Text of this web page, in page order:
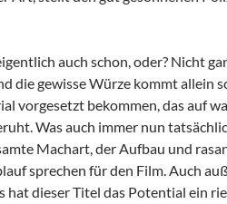
auch schon, oder? Nicht
die gewisse Würze kommt allein
vorgesetzt bekommen, das auf
Was auch immer nun
Machart, der Aufbau und
sprechen für den Film. Auch
hat dieser Titel das Potential ein